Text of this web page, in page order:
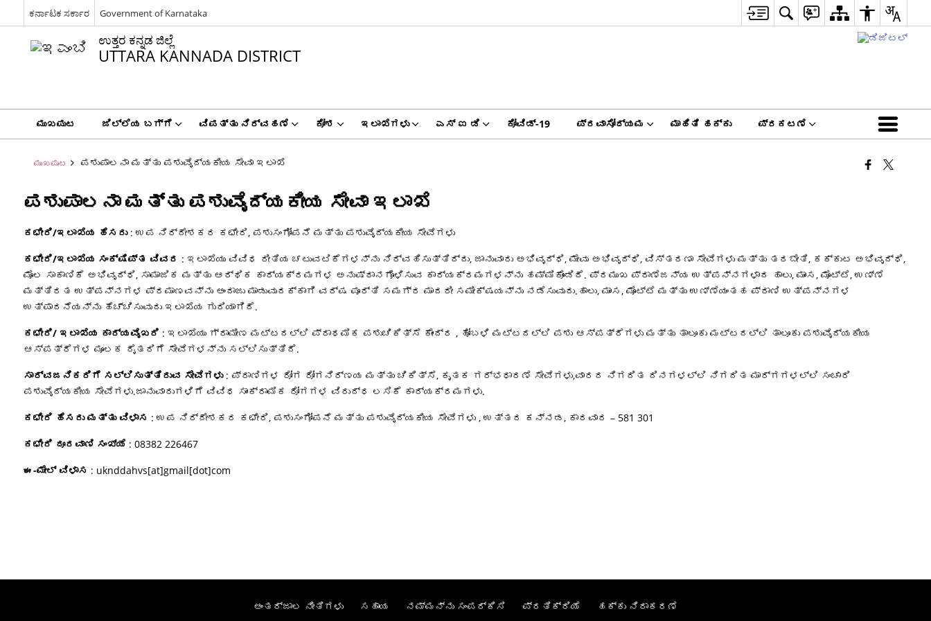
ಕರ್ನಾಟಕ ಸರ್ಕಾರ Government of Karnataka
ಉತ್ತರ ಕನ್ನಡ ಜಿಲ್ಲೆ
UTTARA KANNADA DISTRICT
ಮುಖಪುಟ ಜಿಲ್ಲೆಯ ಬಗ್ಗೆ ವಿಪತ್ತು ನಿರ್ವಹಣೆ ಕೋಶ ಇಲಾಖೆಗಳು ಎಸ್‌ ಐ ಡಿ ಕೋವಿಡ್‌-19 ಪ್ರವಾಸೋದ್ಯಮ ಮಾಹಿತಿ ಹಕ್ಕು ಪ್ರಕಟಣೆ
ಮುಖಪುಟ ಪಶುಪಾಲನಾ ಮತ್ತು ಪಶುವೈದ್ಯಕೀಯ ಸೇವಾ ಇಲಾಖೆ
ಪಶುಪಾಲನಾ ಮತ್ತು ಪಶುವೈದ್ಯಕೀಯ ಸೇವಾ ಇಲಾಖೆ
ಕಛೇರಿ/ಇಲಾಖೆಯ ಹೆಸರು: ಉಪ ನಿರ್ದೇಶಕರ ಕಛೇರಿ, ಪಶುಸಂಗೋಪನೆ ಮತ್ತು ಪಶುವೈದ್ಯಕೀಯ ಸೇವೆಗಳು
ಕಛೇರಿ/ಇಲಾಖೆಯ ಸಂಕ್ಷಿಪ್ತ ವಿವರ : ಇಲಾಖೆಯು ವಿವಿಧ ರೀತಿಯ ಚಟುವಟಿಕೆಗಳನ್ನು ನಿರ್ವಹಿಸುತ್ತಿದ್ದು, ಜಾನುವಾರು ಅಭಿವೃದ್ಧಿ, ಮೇವು ಅಭಿವೃದ್ಧಿ, ವಿಸ್ತರಣಾ ಸೇವೆಗಳು ಮತ್ತು ತರಬೇತಿ, ಕಕ್ಕುಟ ಅಭಿವೃದ್ಧಿ,
ಮೊಲ ಸಾಕಾಣಿಕೆ ಅಭಿವೃದ್ಧಿ, ಸಾಮಾಜಿಕ ಮತ್ತು ಆರ್ಥಿಕ ಕಾರ್ಯಕ್ರಮಗಳ ಅನುಷ್ಠಾನಗೊಳಿಸುವ ಕಾರ್ಯಕ್ರಮಗಳನ್ನು ಹಮ್ಮಿಕೊಂಡಿದೆ. ಪ್ರಮುಖ ಪ್ರಾಣೆಜನ್ಯ ಉತ್ಪನ್ನಗಳಾದ ಹಾಲು, ಮಾಂಸ, ಮೊಟ್ಟೆ, ಉಣ್ಣೆ
ಮತ್ತಿರತ ಉತ್ಪನ್ನಗಳ ಪ್ರಮಾಣವನ್ನು ಅಂದಾಜು ಮಾಡುವುದಕ್ಕಾಗಿ ವರ್ಷ ಪೂರ್ತಿ ಸಮಗ್ರ ಮಾದರೀ ಸಮೀಕ್ಷಯನ್ನು ನಡೆಸುವುದು.ಹಾಲು, ಮಾಂಸ, ಮೊಟ್ಟೆ ಮತ್ತು ಉಣ್ಣೆಯಂತಹ ಪ್ರಾಣಿ ಉತ್ಪನ್ನಗಳ
ಉತ್ಪಾದನೆಯನ್ನು ಹೆಚ್ಚಿಸುವುದು ಇಲಾಖೆಯ ಗುರಿಯಾಗಿದೆ.
ಕಛೇರಿ/ ಇಲಾಖೆಯ ಕಾರ್ಯವೈಖರಿ : ಇಲಾಖೆಯು ಗ್ರಾಮೀಣ ಮಟ್ಟದಲ್ಲಿ ಪ್ರಾಥಮಿಕ ಪಶುಚಿಕಿತ್ಸೆ ಕೇಂದ್ರ , ಹೋಬಳಿ ಮಟ್ಟದಲ್ಲಿ ಪಶು ಆಸ್ಪತ್ರೆಗಳು ಮತ್ತು ತಾಲೂಕು ಮಟ್ಟದಲ್ಲಿ ತಾಲೂಕು ಪಶುವೈದ್ಯಕೀಯ
ಆಸ್ಪತ್ರೆಗಳ ಮೂಲಕ ರೈತರಿಗೆ ಸೇವೆಗಳನ್ನು ಸಲ್ಲಿಸುತ್ತಿದೆ.
ಸಾರ್ವಜನಿಕರಿಗೆ ಸಲ್ಲಿಸುತ್ತಿರುವ ಸೇವೆಗಳು: ಪ್ರಾಣಿಗಳ ರೋಗ ರೋಗನಿರ್ಣಯ ಮತ್ತು ಚಿಕಿತ್ಸೆ, ಕೃತಕ ಗರ್ಭಧಾರಣೆ ಸೇವೆಗಳು,ವಾರದ ನಿಗದಿತ ದಿನಗಳಲ್ಲಿ ನಿಗದಿತ ಮಾರ್ಗಗಳಲ್ಲಿ ಸಂಚಾರಿ
ಪಶುವೈದ್ಯಕೀಯ ಸೇವೆಗಳು.ಜಾನುವಾರುಗಳಿಗೆ ವಿವಿಧ ಸಾಂಕ್ರಾಮಿಕ ರೋಗಗಳ ವಿರುದ್ಧ ಲಸಿಕೆ ಕಾರ್ಯಕ್ರಮಗಳು.
ಕಛೇರಿ ಹೆಸರು ಮತ್ತು ವಿಳಾಸ : ಉಪ ನಿರ್ದೇಶಕರ ಕಛೇರಿ, ಪಶುಸಂಗೋಪನೆ ಮತ್ತು ಪಶುವೈದ್ಯಕೀಯ ಸೇವೆಗಳು , ಉತ್ತರ ಕನ್ನಡ, ಕಾರವಾರ – 581 301
ಕಛೇರಿ ದೂರವಾಣಿ ಸಂಖ್ಯೆ : 08382 226467
ಈ-ಮೇಲ್‌ ವಿಳಾಸ : uknddahvs[at]gmail[dot]com
ಅಂತರ್ಜಾಲ ನೀತಿಗಳು ಸಹಾಯ ನಮ್ಮನ್ನು ಸಂಪರ್ಕಿಸಿ ಪ್ರತಿಕ್ರಿಯೆ ಹಕ್ಕು ನಿರಾಕರಣೆ